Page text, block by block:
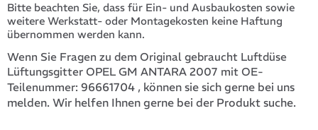
Bitte beachten Sie, dass für Ein- und Ausbaukosten sowie
weitere Werkstatt- oder Montagekosten keine Haftung
übernommen werden kann.
Wenn Sie Fragen zu dem Original gebraucht Luftdüse
Lüftungsgitter OPEL GM ANTARA 2007 mit OE-
Teilenummer: 96661704 , können sie sich gerne bei uns
melden. Wir helfen Ihnen gerne bei der Produkt suche.